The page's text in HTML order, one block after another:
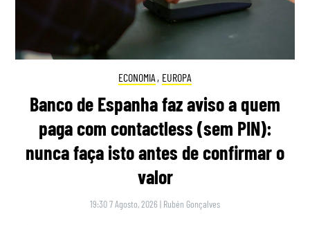
ECONOMIA , EUROPA
Banco de Espanha faz aviso a quem
paga com contactless (sem PIN):
nunca faça isto antes de confirmar o
valor
19:30 7 Agosto, 2026 | Rubén Gonçalves